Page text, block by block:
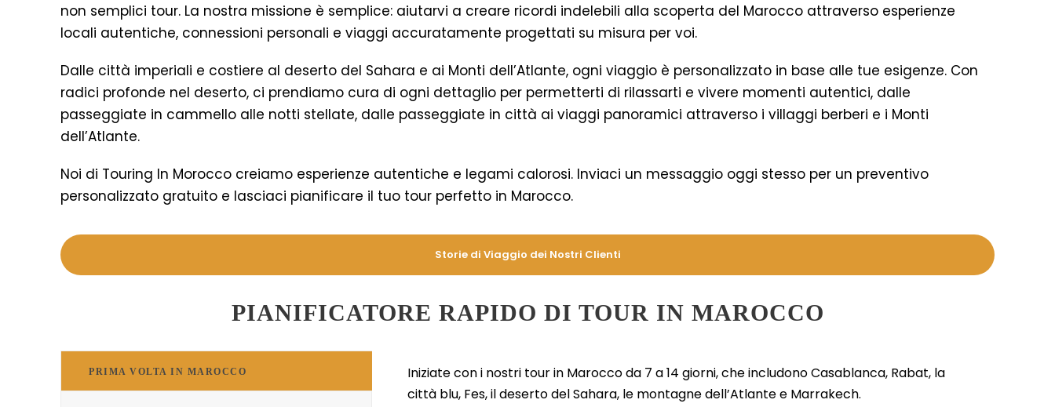
non semplici tour. La nostra missione è semplice: aiutarvi a creare ricordi indelebili alla scoperta del Marocco attraverso esperienze
locali autentiche, connessioni personali e viaggi accuratamente progettati su misura per voi.
Dalle città imperiali e costiere al deserto del Sahara e ai Monti dell’Atlante, ogni viaggio è personalizzato in base alle tue esigenze. Con
radici profonde nel deserto, ci prendiamo cura di ogni dettaglio per permetterti di rilassarti e vivere momenti autentici, dalle
passeggiate in cammello alle notti stellate, dalle passeggiate in città ai viaggi panoramici attraverso i villaggi berberi e i Monti
dell’Atlante.
Noi di Touring In Morocco creiamo esperienze autentiche e legami calorosi. Inviaci un messaggio oggi stesso per un preventivo
personalizzato gratuito e lasciaci pianificare il tuo tour perfetto in Marocco.
Storie di Viaggio dei Nostri Clienti
PIANIFICATORE RAPIDO DI TOUR IN MAROCCO
PRIMA VOLTA IN MAROCCO
Iniziate con i nostri tour in Marocco da 7 a 14 giorni, che includono Casablanca, Rabat, la
città blu, Fes, il deserto del Sahara, le montagne dell’Atlante e Marrakech.